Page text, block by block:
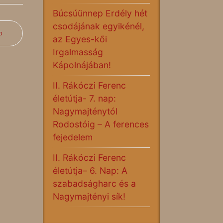
Búcsúünnep Erdély hét
csodájának egyikénél,
az Egyes-kői
Irgalmasság
Kápolnájában!
II. Rákóczi Ferenc
életútja- 7. nap:
Nagymajténytól
Rodostóig – A ferences
fejedelem
II. Rákóczi Ferenc
életútja– 6. Nap: A
szabadságharc és a
Nagymajtényi sík!